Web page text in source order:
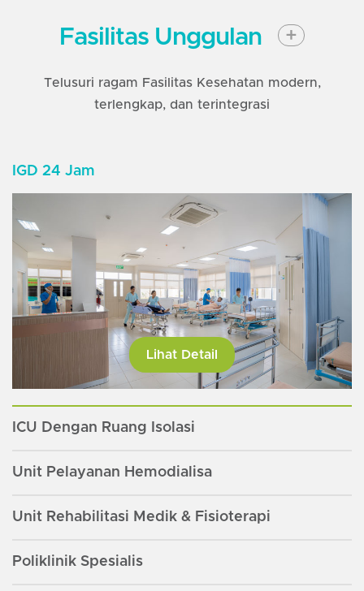
Fasilitas Unggulan +
Telusuri ragam Fasilitas Kesehatan modern,
terlengkap, dan terintegrasi
IGD 24 Jam
Lihat Detail
ICU Dengan Ruang Isolasi
Unit Pelayanan Hemodialisa
Unit Rehabilitasi Medik & Fisioterapi
Poliklinik Spesialis